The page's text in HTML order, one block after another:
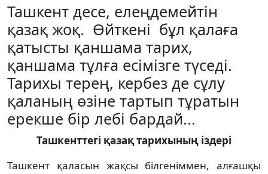
Ташкент десе, елеңдемейтін
қазақ жоқ. Өйткені бұл қалаға
қатысты қаншама тарих,
қаншама тұлға есімізге түседі.
Тарихы терең, кербез де сұлу
қаланың өзіне тартып тұратын
ерекше бір лебі бардай...
Ташкенттегі қазақ тарихының іздері
Ташкент қаласын жақсы білгеніммен, алғашқы